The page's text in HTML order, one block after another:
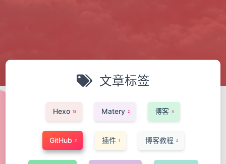
文章标签
Hexo 18 Matery 2 博客 4
GitHub 2 插件 1 博客教程 2